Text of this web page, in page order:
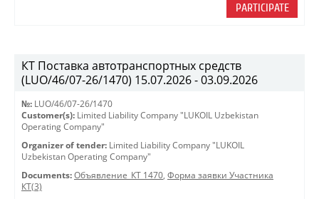
PARTICIPATE
КТ Поставка автотранспортных средств
(LUO/46/07-26/1470) 15.07.2026 - 03.09.2026
№: LUO/46/07-26/1470
Customer(s): Limited Liability Company "LUKOIL Uzbekistan
Operating Company"
Organizer of tender: Limited Liability Company "LUKOIL
Uzbekistan Operating Company"
Documents: Объявление_КТ 1470, Форма заявки Участника
КТ(3)